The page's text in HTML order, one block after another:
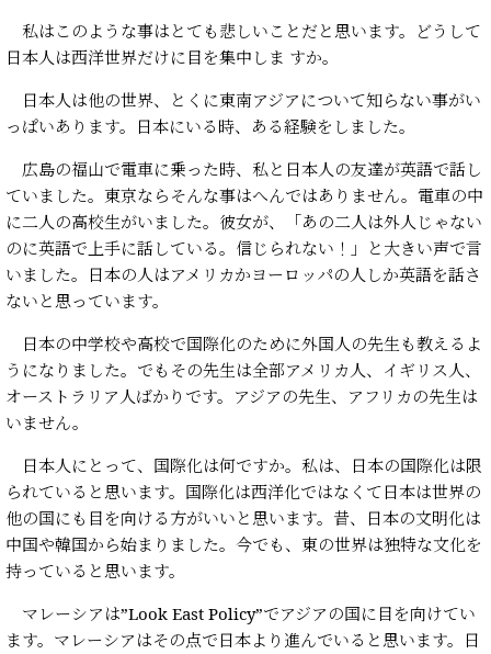
私はこのような事はとても悲しいことだと思います。どうして
日本人は西洋世界だけに目を集中しま すか。
日本人は他の世界、とくに東南アジアについて知らない事がい
っぱいあります。日本にいる時、ある経験をしました。
広島の福山で電車に乗った時、私と日本人の友達が英語で話し
ていました。東京ならそんな事はへんではありません。電車の中
に二人の高校生がいました。彼女が、「あの二人は外人じゃない
のに英語で上手に話している。信じられない！」と大きい声で言
いました。日本の人はアメリカかヨーロッパの人しか英語を話さ
ないと思っています。
日本の中学校や高校で国際化のために外国人の先生も教えるよ
うになりました。でもその先生は全部アメリカ人、イギリス人、
オーストラリア人ばかりです。アジアの先生、アフリカの先生は
いません。
日本人にとって、国際化は何ですか。私は、日本の国際化は限
られていると思います。国際化は西洋化ではなくて日本は世界の
他の国にも目を向ける方がいいと思います。昔、日本の文明化は
中国や韓国から始まりました。今でも、東の世界は独特な文化を
持っていると思います。
マレーシアは”Look East Policy”でアジアの国に目を向けてい
ます。マレーシアはその点で日本より進んでいると思います。日